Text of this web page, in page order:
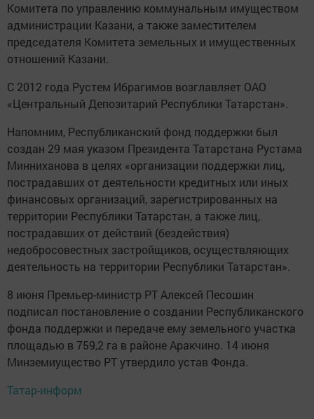
Комитета по управлению коммунальным имуществом
администрации Казани, а также заместителем
председателя Комитета земельных и имущественных
отношений Казани.
С 2012 года Рустем Ибрагимов возглавляет ОАО
«Центральный Депозитарий Республики Татарстан».
Напомним, Республиканский фонд поддержки был
создан 29 мая указом Президента Татарстана Рустама
Минниханова в целях «организации поддержки лиц,
пострадавших от деятельности кредитных или иных
финансовых организаций, зарегистрированных на
территории Республики Татарстан, а также лиц,
пострадавших от действий (бездействия)
недобросовестных застройщиков, осуществляющих
деятельность на территории Республики Татарстан».
8 июня Премьер-министр РТ Алексей Песошин
подписал постановление о создании Республиканского
фонда поддержки и передаче ему земельного участка
площадью в 759,2 га в районе Аракчино. 14 июня
Минземиущество РТ утвердило устав Фонда.
Татар-информ